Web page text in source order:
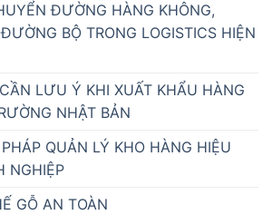
ĐƯỜNG HÀNG KHÔNG,
BỘ TRONG LOGISTICS HIỆN
LƯU Ý KHI XUẤT KHẨU HÀNG
NHẬT BẢN
QUẢN LÝ KHO HÀNG HIỆU
NGHIỆP
GỖ AN TOÀN